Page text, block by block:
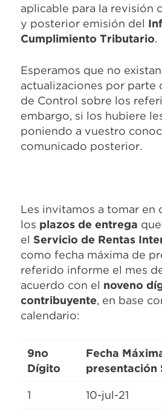
aplicable para la revisión
y posterior emisión del
Cumplimiento Tributario.
Esperamos que no
actualizaciones por parte
de Control sobre los
embargo, si los hubiere
poniendo a vuestro
comunicado posterior.
Les invitamos a tomar en
los plazos de entrega
el Servicio de Rentas
como fecha máxima de
referido informe el mes
acuerdo con el noveno
contribuyente, en base
calendario:
9no
Dígito
Fecha
presentación
1 10-jul-21